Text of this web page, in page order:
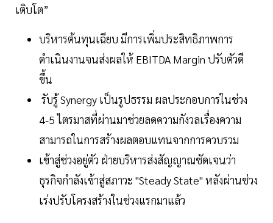
เติบโต”
บริหารต้นทุนเฉียบ มีการเพิ่มประสิทธิภาพการ
ดำเนินงานจนส่งผลให้ EBITDA Margin ปรับตัวดี
ขึ้น
รับรู้ Synergy เป็นรูปธรรม ผลประกอบการในช่วง
4-5 ไตรมาสที่ผ่านมาช่วยลดความกังวลเรื่องความ
สามารถในการสร้างผลตอบแทนจากการควบรวม
เข้าสู่ช่วงอยู่ตัว ฝ่ายบริหารส่งสัญญาณชัดเจนว่า
ธุรกิจกำลังเข้าสู่สภาวะ "Steady State" หลังผ่านช่วง
เร่งปรับโครงสร้างในช่วงแรกมาแล้ว